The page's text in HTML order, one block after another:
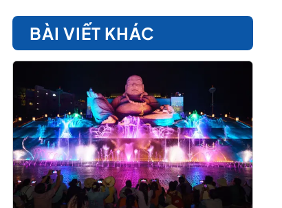
BÀI VIẾT KHÁC